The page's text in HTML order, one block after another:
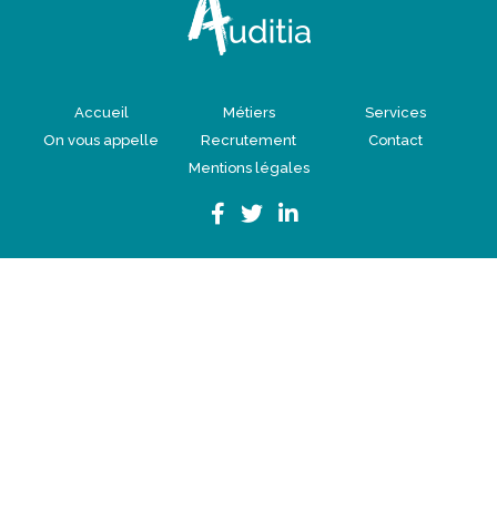
Accueil Métiers
Services
On vous appelle
Recrutement
Contact
Mentions légales